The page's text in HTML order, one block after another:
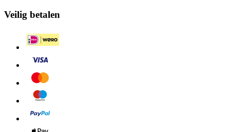
Veilig betalen